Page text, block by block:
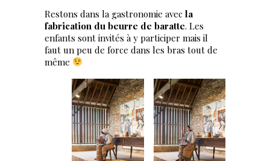
Restons dans la gastronomie avec la
fabrication du beurre de baratte. Les
enfants sont invités à y participer mais il
faut un peu de force dans les bras tout de
même